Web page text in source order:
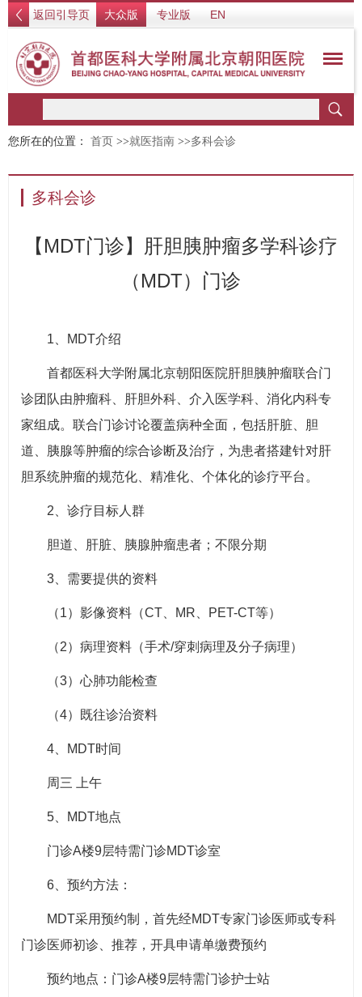
返回引导页 大众版 专业版 EN
您所在的位置： 首页 >>就医指南 >>多科会诊
多科会诊
【MDT门诊】肝胆胰肿瘤多学科诊疗
（MDT）门诊
1、MDT介绍
首都医科大学附属北京朝阳医院肝胆胰肿瘤联合门
诊团队由肿瘤科、肝胆外科、介入医学科、消化内科专
家组成。联合门诊讨论覆盖病种全面，包括肝脏、胆
道、胰腺等肿瘤的综合诊断及治疗，为患者搭建针对肝
胆系统肿瘤的规范化、精准化、个体化的诊疗平台。
2、诊疗目标人群
胆道、肝脏、胰腺肿瘤患者；不限分期
3、需要提供的资料
（1）影像资料（CT、MR、PET-CT等）
（2）病理资料（手术/穿刺病理及分子病理）
（3）心肺功能检查
（4）既往诊治资料
4、MDT时间
周三 上午
5、MDT地点
门诊A楼9层特需门诊MDT诊室
6、预约方法：
MDT采用预约制，首先经MDT专家门诊医师或专科
门诊医师初诊、推荐，开具申请单缴费预约
预约地点：门诊A楼9层特需门诊护士站